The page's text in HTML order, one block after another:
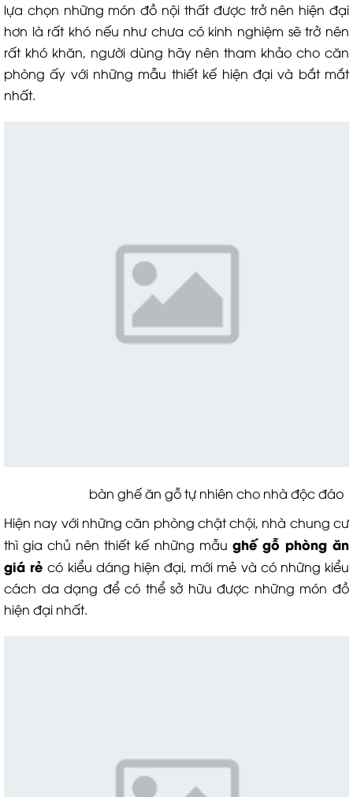
lựa chọn những món đồ nội thất được trở nên hiện đại
hơn là rất khó nếu như chưa có kinh nghiệm sẽ trở nên
rất khó khăn, người dùng hãy nên tham khảo cho căn
phòng ấy với những mẫu thiết kế hiện đại và bắt mắt
nhất.
bàn ghế ăn gỗ tự nhiên cho nhà độc đáo
Hiện nay với những căn phòng chật chội, nhà chung cư
thì gia chủ nên thiết kế những mẫu ghế gỗ phòng ăn
giá rẻcó kiểu dáng hiện đại, mới mẻ và có những kiểu
cách da dạng để có thể sở hữu được những món đồ
hiện đại nhất.